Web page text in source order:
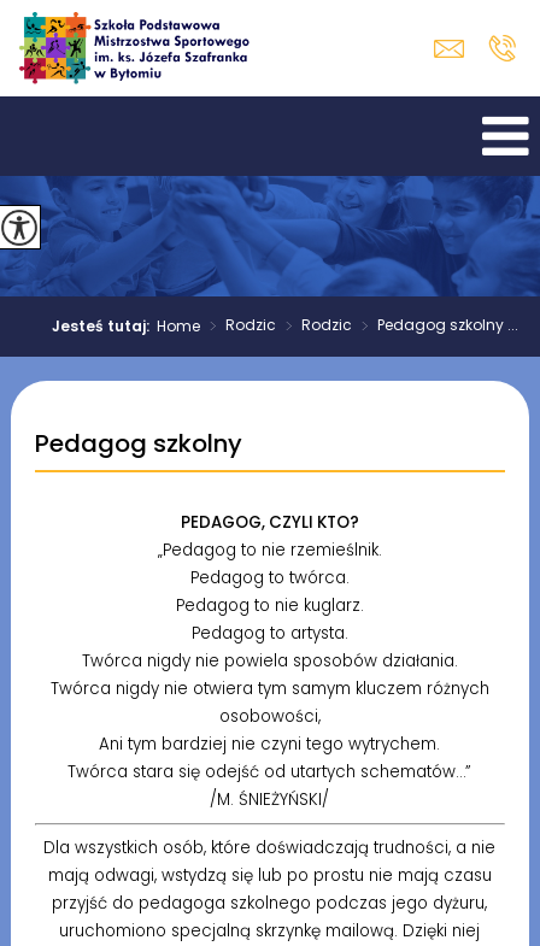
Jesteś tutaj:Home > Rodzic > Rodzic > Pedagog szkolny ...
Pedagog szkolny
PEDAGOG, CZYLI KTO?
„Pedagog to nie rzemieślnik.
Pedagog to twórca.
Pedagog to nie kuglarz.
Pedagog to artysta.
Twórca nigdy nie powiela sposobów działania.
Twórca nigdy nie otwiera tym samym kluczem różnych
osobowości,
Ani tym bardziej nie czyni tego wytrychem.
Twórca stara się odejść od utartych schematów…”
/M. ŚNIEŻYŃSKI/
Dla wszystkich osób, które doświadczają trudności, a nie
mają odwagi, wstydzą się lub po prostu nie mają czasu
przyjść do pedagoga szkolnego podczas jego dyżuru,
uruchomiono specjalną skrzynkę mailową. Dzięki niej